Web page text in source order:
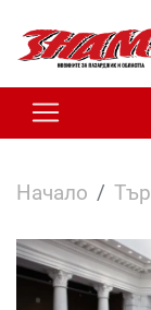
Начало